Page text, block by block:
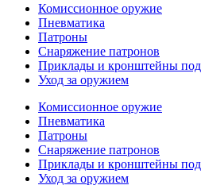
Комиссионное оружие
Пневматика
Патроны
Снаряжение патронов
Приклады и кронштейны
Уход за оружием
Комиссионное оружие
Пневматика
Патроны
Снаряжение патронов
Приклады и кронштейны
Уход за оружием